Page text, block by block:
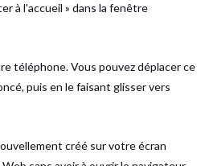
à l'accueil » dans la fenêtre
téléphone. Vous pouvez déplacer ce
puis en le faisant glisser vers
créé sur votre écran